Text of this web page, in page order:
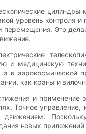
уровень контроля
Это
и медицинскую
в аэрокосмической
как краны и
и применение
Точное
новых приложений